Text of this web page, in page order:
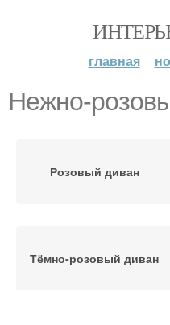
главная
Нежно-
Розовый диван
Тёмно-розовый диван